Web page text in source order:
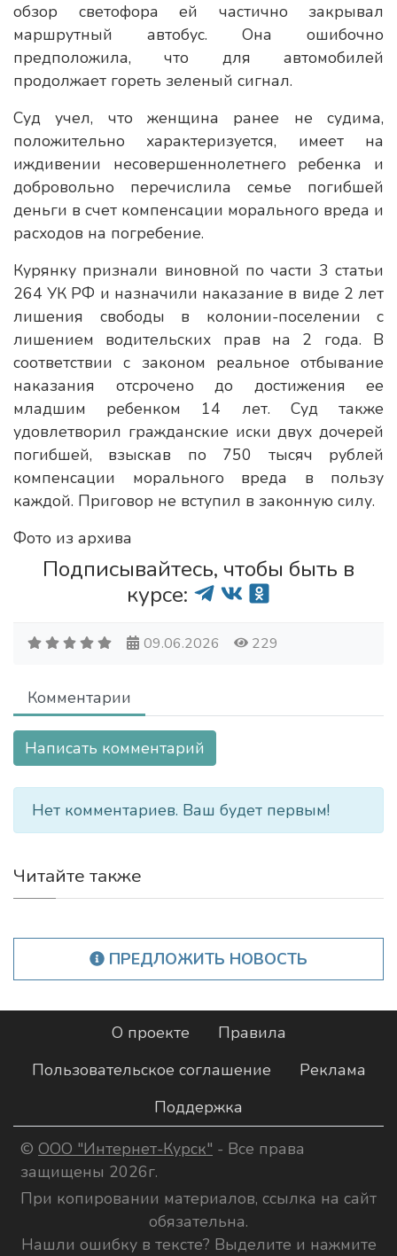
обзор светофора ей частично закрывал
маршрутный автобус. Она ошибочно
предположила, что для автомобилей
продолжает гореть зеленый сигнал.
Суд учел, что женщина ранее не судима,
положительно характеризуется, имеет на
иждивении несовершеннолетнего ребенка и
добровольно перечислила семье погибшей
деньги в счет компенсации морального вреда и
расходов на погребение.
Курянку признали виновной по части 3 статьи
264 УК РФ и назначили наказание в виде 2 лет
лишения свободы в колонии-поселении с
лишением водительских прав на 2 года. В
соответствии с законом реальное отбывание
наказания отсрочено до достижения ее
младшим ребенком 14 лет. Суд также
удовлетворил гражданские иски двух дочерей
погибшей, взыскав по 750 тысяч рублей
компенсации морального вреда в пользу
каждой. Приговор не вступил в законную силу.
Фото из архива
Подписывайтесь, чтобы быть в
курсе:
09.06.2026 229
Комментарии
Написать комментарий
Нет комментариев. Ваш будет первым!
Читайте также
ПРЕДЛОЖИТЬ НОВОСТЬ
О проекте
Правила
Пользовательское соглашение
Реклама
Поддержка
© ООО "Интернет-Курск" - Все права
защищены 2026г.
При копировании материалов, ссылка на сайт
обязательна.
Нашли ошибку в тексте? Выделите и нажмите